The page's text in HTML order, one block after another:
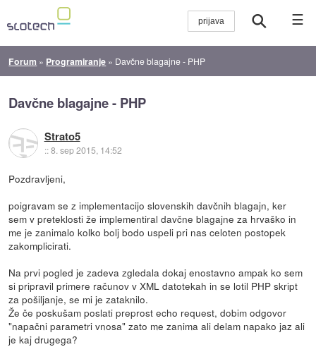
☰
Forum » Programiranje » Davčne blagajne - PHP
Davčne blagajne - PHP
Strato5
::8. sep 2015, 14:52
Pozdravljeni,
poigravam se z implementacijo slovenskih davčnih blagajn, ker
sem v preteklosti že implementiral davčne blagajne za hrvaško in
me je zanimalo kolko bolj bodo uspeli pri nas celoten postopek
zakomplicirati.
Na prvi pogled je zadeva zgledala dokaj enostavno ampak ko sem
si pripravil primere računov v XML datotekah in se lotil PHP skript
za pošiljanje, se mi je zataknilo.
Že če poskušam poslati preprost echo request, dobim odgovor
"napačni parametri vnosa" zato me zanima ali delam napako jaz ali
je kaj drugega?